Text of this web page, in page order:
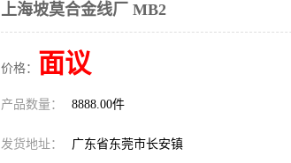
上海坡莫合金线厂 MB2
价格： 面议
产品数量： 8888.00件
发货地址： 广东省东莞市长安镇